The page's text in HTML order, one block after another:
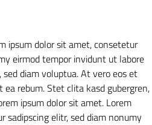
diam nonumy eirmod tempor
et ea rebum. Stet clita kasd
ipsum dolor sit amet, consetetur
eirmod tempor invidunt ut labore
diam voluptua. At vero eos et
rebum. Stet clita kasd gubergren,
ipsum dolor sit amet. Lorem
sadipscing elitr, sed diam nonumy